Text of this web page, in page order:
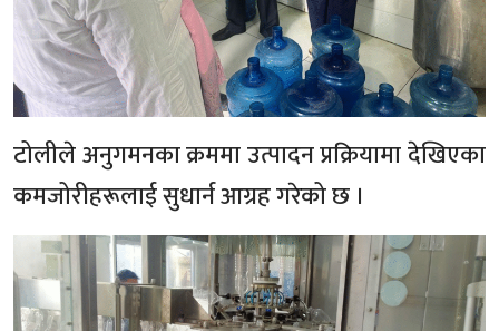
टोलीले अनुगमनका क्रममा उत्पादन प्रक्रियामा देखिएका
कमजोरीहरूलाई सुधार्न आग्रह गरेको छ ।